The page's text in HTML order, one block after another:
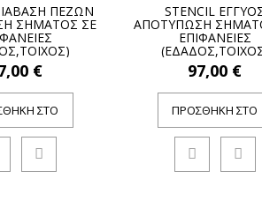
ΠΕΖΩΝ
ΣΗΜΑΤΟΣ ΣΕ
€
ΣΤΟ
STENCIL
ΑΠΟΤΥΠΩΣΗ
ΕΠΙΦΑΝΕΙΕΣ
97,00 €
ΠΡΟΣΘΉΚΗ ΣΤΟ